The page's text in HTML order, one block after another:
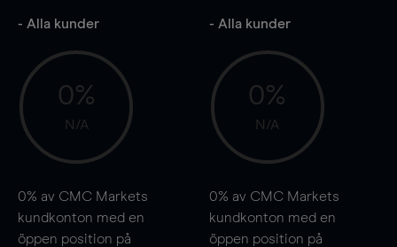
- Alla kunder
0%
N/A
0% av CMC Markets
kundkonton med en
öppen position på
- Alla kunder
0%
N/A
0% av CMC Markets
kundkonton med en
öppen position på